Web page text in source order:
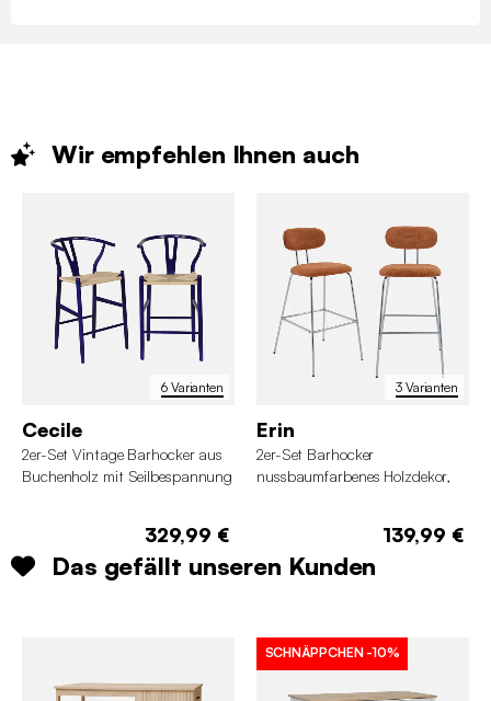
Wir empfehlen Ihnen auch
6 Varianten
Cecile
2er-Set Vintage Barhocker aus
Buchenholz mit Seilbespannung
329,99 €
3 Varianten
Erin
2er-Set Barhocker
nussbaumfarbenes Holzdekor,
139,99 €
Das gefällt unseren Kunden
SCHNÄPPCHEN -10%